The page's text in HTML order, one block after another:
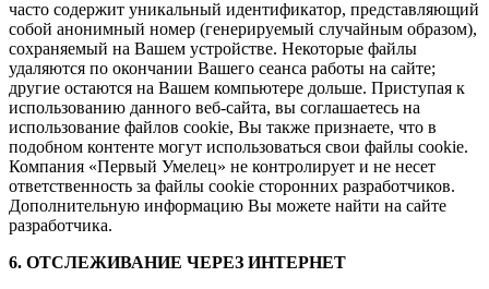
часто содержит уникальный идентификатор, представляющий
собой анонимный номер (генерируемый случайным образом),
сохраняемый на Вашем устройстве. Некоторые файлы
удаляются по окончании Вашего сеанса работы на сайте;
другие остаются на Вашем компьютере дольше. Приступая к
использованию данного веб-сайта, вы соглашаетесь на
использование файлов cookie, Вы также признаете, что в
подобном контенте могут использоваться свои файлы cookie.
Компания «Первый Умелец» не контролирует и не несет
ответственность за файлы cookie сторонних разработчиков.
Дополнительную информацию Вы можете найти на сайте
разработчика.
6. ОТСЛЕЖИВАНИЕ ЧЕРЕЗ ИНТЕРНЕТ